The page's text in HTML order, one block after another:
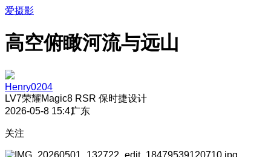
爱摄影
高空俯瞰河流与远山
Henry0204
LV7荣耀Magic8 RSR 保时捷设计
2026-05-8 15:41广东
关注